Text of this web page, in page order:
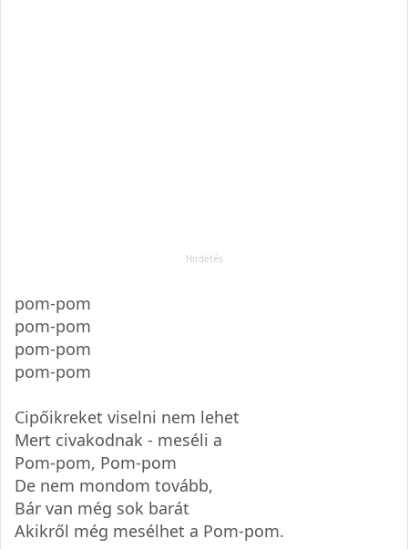
pom-pom
pom-pom
pom-pom
pom-pom
Cipőikreket viselni nem lehet
Mert civakodnak - meséli a
Pom-pom, Pom-pom
De nem mondom tovább,
Bár van még sok barát
Akikről még mesélhet a Pom-pom.